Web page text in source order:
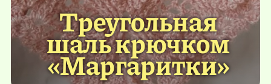
Треугольная
шаль крючком
«Маргаритки»